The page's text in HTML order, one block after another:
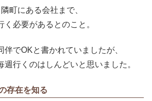
町にある会社まで、
く必要があるとのこと。
伴でOKと書かれていましたが、
週行くのはしんどいと思いました。
存在を知る